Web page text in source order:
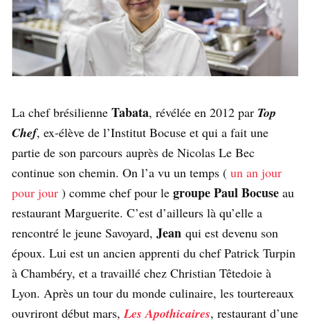
La chef brésilienne Tabata, révélée en 2012 par Top
Chef, ex-élève de l’Institut Bocuse et qui a fait une
partie de son parcours auprès de Nicolas Le Bec
continue son chemin. On l’a vu un temps ( un an jour
pour jour ) comme chef pour le groupe Paul Bocuse au
restaurant Marguerite. C’est d’ailleurs là qu’elle a
rencontré le jeune Savoyard, Jean qui est devenu son
époux. Lui est un ancien apprenti du chef Patrick Turpin
à Chambéry, et a travaillé chez Christian Têtedoie à
Lyon. Après un tour du monde culinaire, les tourtereaux
ouvriront début mars,Les Apothicaires, restaurant d’une